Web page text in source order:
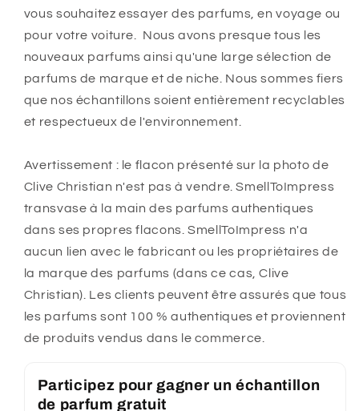
vous souhaitez essayer des parfums, en voyage ou
pour votre voiture. Nous avons presque tous les
nouveaux parfums ainsi qu'une large sélection de
parfums de marque et de niche. Nous sommes fiers
que nos échantillons soient entièrement recyclables
et respectueux de l'environnement.
Avertissement : le flacon présenté sur la photo de
Clive Christian n'est pas à vendre. SmellToImpress
transvase à la main des parfums authentiques
dans ses propres flacons. SmellToImpress n'a
aucun lien avec le fabricant ou les propriétaires de
la marque des parfums (dans ce cas, Clive
Christian). Les clients peuvent être assurés que tous
les parfums sont 100 % authentiques et proviennent
de produits vendus dans le commerce.
Participez pour gagner un échantillon
de parfum gratuit